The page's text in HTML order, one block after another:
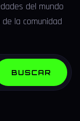
del mundo
la comunidad
BUSCAR